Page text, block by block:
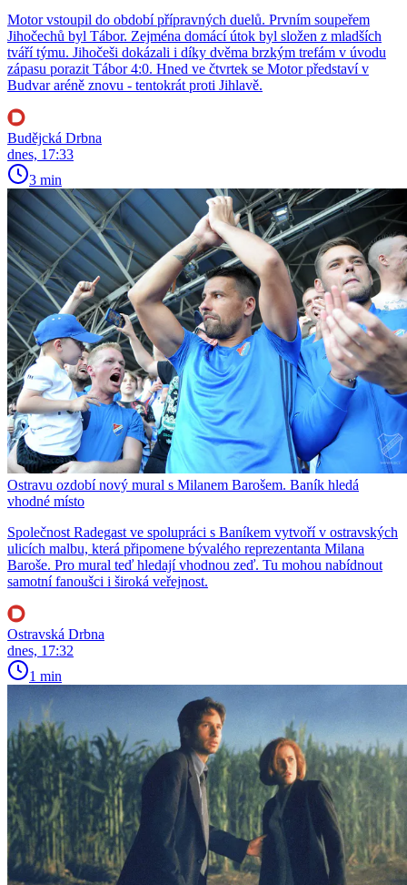
Motor vstoupil do období přípravných duelů. Prvním soupeřem
Jihočechů byl Tábor. Zejména domácí útok byl složen z mladších
tváří týmu. Jihočeši dokázali i díky dvěma brzkým trefám v úvodu
zápasu porazit Tábor 4:0. Hned ve čtvrtek se Motor představí v
Budvar aréně znovu - tentokrát proti Jihlavě.
Budějcká Drbna
dnes, 17:33
3 min
Ostravu ozdobí nový mural s Milanem Barošem. Baník hledá
vhodné místo
Společnost Radegast ve spolupráci s Baníkem vytvoří v ostravských
ulicích malbu, která připomene bývalého reprezentanta Milana
Baroše. Pro mural teď hledají vhodnou zeď. Tu mohou nabídnout
samotní fanoušci i široká veřejnost.
Ostravská Drbna
dnes, 17:32
1 min